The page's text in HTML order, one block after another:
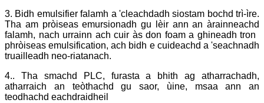
3. Bidh emulsifier falamh a 'cleachdadh siostam bochd trì-ìre.
Tha am pròiseas emursionadh gu lèir ann an àrainneachd
falamh, nach urrainn ach cuir às don foam a ghineadh tron ​​
phròiseas emulsification, ach bidh e cuideachd a 'seachnadh
truailleadh neo-riatanach.
4.. Tha smachd PLC, furasta a bhith ag atharrachadh,
atharraich an teòthachd gu saor, ùine, msaa ann an
teodhachd eachdraidheil